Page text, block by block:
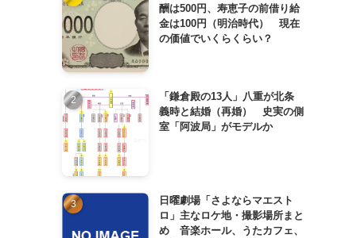
酬は500円、寿恵子の前借り給
金は100円（明治時代） 現在
の価値でいくらくらい？
「鎌倉殿の13人」八重が北条
義時と結婚（再婚） 史実の側
室「阿波局」がモデルか
日曜劇場「さよならマエスト
ロ」主なロケ地・撮影場所まと
め 音楽ホール、うたカフェ、